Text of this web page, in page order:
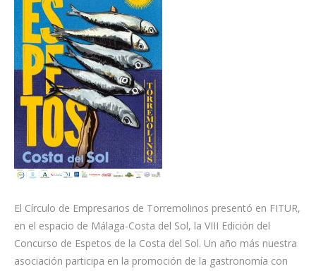
El Círculo de Empresarios de Torremolinos presentó en FITUR,
en el espacio de Málaga-Costa del Sol, la VIII Edición del
Concurso de Espetos de la Costa del Sol. Un año más nuestra
asociación participa en la promoción de la gastronomía con